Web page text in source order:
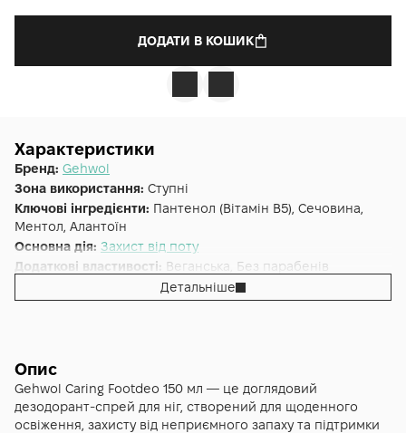
ДОДАТИ В КОШИК
Характеристики
Бренд: Gehwol
Зона використання: Ступні
Ключові інгредієнти: Пантенол (Вітамін B5), Сечовина,
Ментол, Алантоїн
Основна дія: Захист від поту
Додаткові властивості: Веганська, Без парабенів
Детальніше
Опис
Gehwol Caring Footdeo 150 мл — це доглядовий
дезодорант-спрей для ніг, створений для щоденного
освіження, захисту від неприємного запаху та підтримки